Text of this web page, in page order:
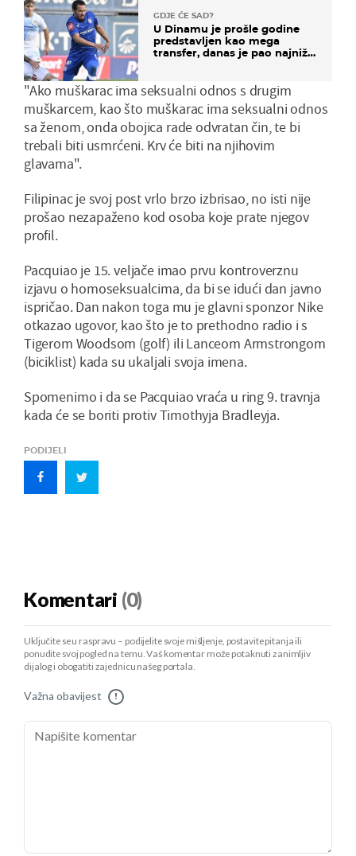
GDJE ĆE SAD?
U Dinamu je prošle godine
predstavljen kao mega
transfer, danas je pao najniže
"Ako muškarac ima seksualni odnos s drugim
muškarcem, kao što muškarac ima seksualni odnos
sa ženom, onda obojica rade odvratan čin, te bi
trebali biti usmrćeni. Krv će biti na njihovim
glavama".
Filipinac je svoj post vrlo brzo izbrisao, no isti nije
prošao nezapaženo kod osoba koje prate njegov
profil.
Pacquiao je 15. veljače imao prvu kontroverznu
izjavu o homoseksualcima, da bi se idući dan javno
ispričao. Dan nakon toga mu je glavni sponzor Nike
otkazao ugovor, kao što je to prethodno radio i s
Tigerom Woodsom (golf) ili Lanceom Armstrongom
(biciklist) kada su ukaljali svoja imena.
Spomenimo i da se Pacquiao vraća u ring 9. travnja
kada će se boriti protiv Timothyja Bradleyja.
PODIJELI
Komentari (0)
Uključite se u raspravu – podijelite svoje mišljenje, postavite pitanja ili
ponudite svoj pogled na temu. Vaš komentar može potaknuti zanimljiv
dijalog i obogatiti zajednicu našeg portala.
Važna obavijest !